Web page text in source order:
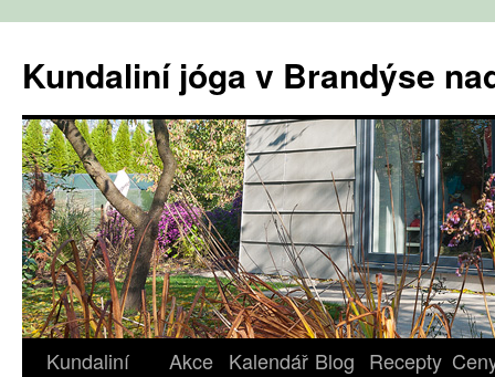
obsahu
webu
Kundaliní jóga v Brandýse
Kundaliní
Akce Kalendář Blog Recepty